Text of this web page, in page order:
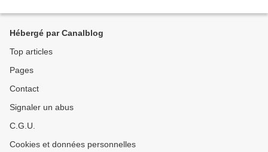
Hébergé par Canalblog
Top articles
Pages
Contact
Signaler un abus
C.G.U.
Cookies et données personnelles